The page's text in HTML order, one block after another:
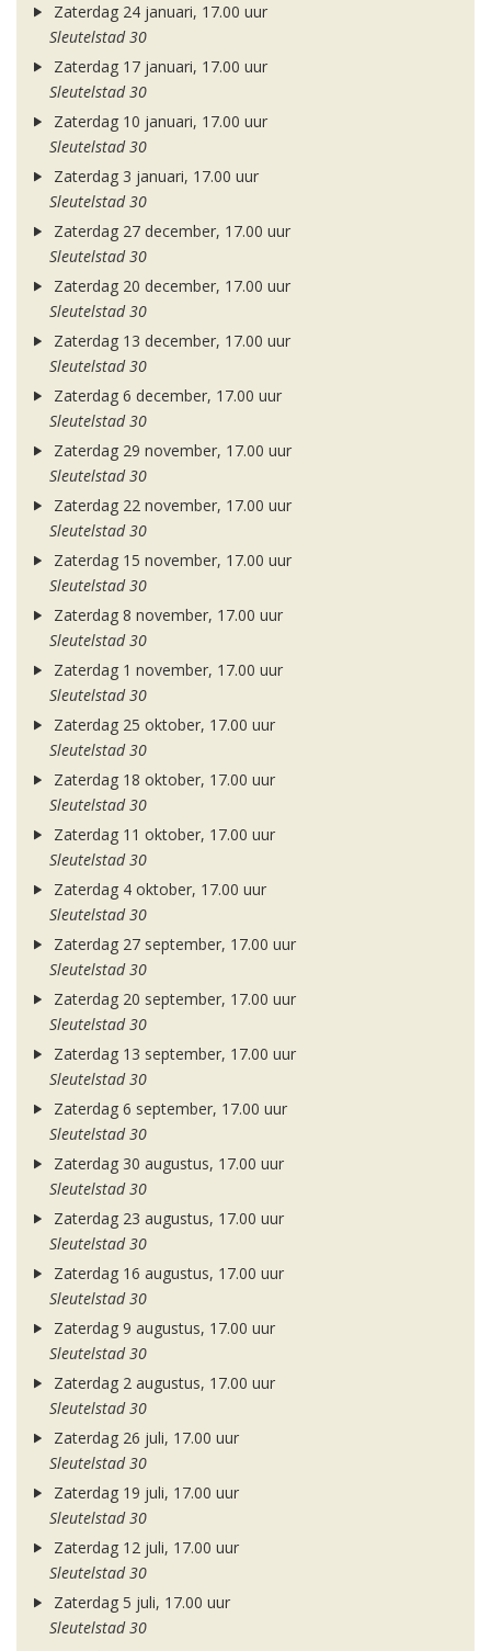
Zaterdag 24 januari, 17.00 uur
Sleutelstad 30
Zaterdag 17 januari, 17.00 uur
Sleutelstad 30
Zaterdag 10 januari, 17.00 uur
Sleutelstad 30
Zaterdag 3 januari, 17.00 uur
Sleutelstad 30
Zaterdag 27 december, 17.00 uur
Sleutelstad 30
Zaterdag 20 december, 17.00 uur
Sleutelstad 30
Zaterdag 13 december, 17.00 uur
Sleutelstad 30
Zaterdag 6 december, 17.00 uur
Sleutelstad 30
Zaterdag 29 november, 17.00 uur
Sleutelstad 30
Zaterdag 22 november, 17.00 uur
Sleutelstad 30
Zaterdag 15 november, 17.00 uur
Sleutelstad 30
Zaterdag 8 november, 17.00 uur
Sleutelstad 30
Zaterdag 1 november, 17.00 uur
Sleutelstad 30
Zaterdag 25 oktober, 17.00 uur
Sleutelstad 30
Zaterdag 18 oktober, 17.00 uur
Sleutelstad 30
Zaterdag 11 oktober, 17.00 uur
Sleutelstad 30
Zaterdag 4 oktober, 17.00 uur
Sleutelstad 30
Zaterdag 27 september, 17.00 uur
Sleutelstad 30
Zaterdag 20 september, 17.00 uur
Sleutelstad 30
Zaterdag 13 september, 17.00 uur
Sleutelstad 30
Zaterdag 6 september, 17.00 uur
Sleutelstad 30
Zaterdag 30 augustus, 17.00 uur
Sleutelstad 30
Zaterdag 23 augustus, 17.00 uur
Sleutelstad 30
Zaterdag 16 augustus, 17.00 uur
Sleutelstad 30
Zaterdag 9 augustus, 17.00 uur
Sleutelstad 30
Zaterdag 2 augustus, 17.00 uur
Sleutelstad 30
Zaterdag 26 juli, 17.00 uur
Sleutelstad 30
Zaterdag 19 juli, 17.00 uur
Sleutelstad 30
Zaterdag 12 juli, 17.00 uur
Sleutelstad 30
Zaterdag 5 juli, 17.00 uur
Sleutelstad 30